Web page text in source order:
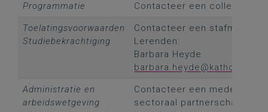
Programmatie Contacteer een collega van
Toelatingsvoorwaarden
Studiebekrachtiging
Contacteer een
Lerenden:
Barbara Heyde
Administratie en
arbeidswetgeving
Contacteer een
sectoraal partnerschap of